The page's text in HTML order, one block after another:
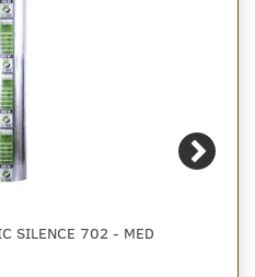
SILENCE 702 - MED